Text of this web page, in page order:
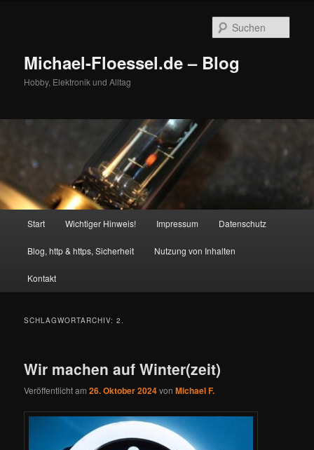
Michael-Floessel.de – Blog
Hobby, Elektronik und Alltag
Start Wichtiger Hinweis! Impressum Datenschutz
Blog, http & https, Sicherheit Nutzung von Inhalten
Kontakt
SCHLAGWORTARCHIV:2.
Wir machen auf Winter(zeit)
Veröffentlicht am26. Oktober 2024vonMichael F.